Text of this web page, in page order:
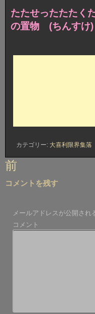
たたせったたたく
の置物 (ちんすけ)
カテゴリー: 大喜利限界集落
投
ナ
ゲ
ー
前
コメントを残す
メールアドレスが公開され
コメント